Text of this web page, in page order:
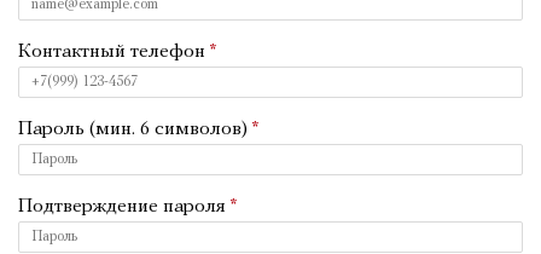
Контактный телефон
Пароль (мин. 6 символов)
Подтверждение пароля